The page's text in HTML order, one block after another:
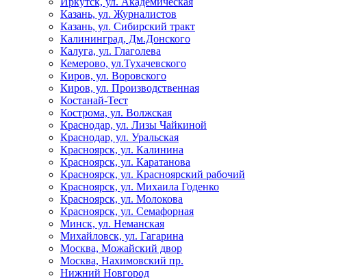
Казань, ул. Журналистов
Казань, ул. Сибирский тракт
Калининград, Дм.Донского
Калуга, ул. Глаголева
Кемерово, ул.Тухачевского
Киров, ул. Воровского
Киров, ул. Производственная
Костанай-Тест
Кострома, ул. Волжская
Краснодар, ул. Лизы Чайкиной
Краснодар, ул. Уральская
Красноярск, ул. Калинина
Красноярск, ул. Каратанова
Красноярск, ул. Красноярский рабочий
Красноярск, ул. Михаила Годенко
Красноярск, ул. Молокова
Красноярск, ул. Семафорная
Минск, ул. Неманская
Михайловск, ул. Гагарина
Москва, Можайский двор
Москва, Нахимовский пр.
Нижний Новгород